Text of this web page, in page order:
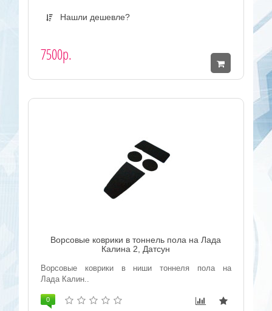
Нашли дешевле?
7500р.
Ворсовые коврики в тоннель пола на Лада
Калина 2, Датсун
Ворсовые коврики в ниши тоннеля пола на
Лада Калин..
0